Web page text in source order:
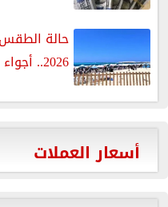
2026.. أجواء شديدة الحرارة ورطوبة خانقة
أسعار العملات